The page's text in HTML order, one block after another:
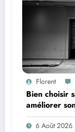
Florent
Bien choisir
améliorer
6 Août 2026